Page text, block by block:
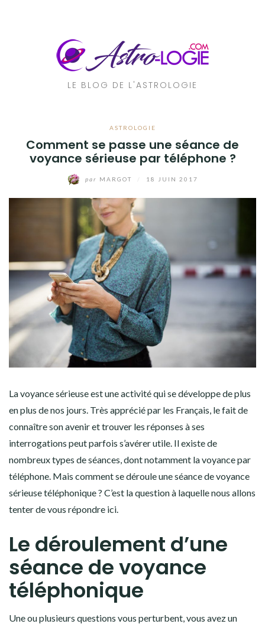
LE BLOG DE L'ASTROLOGIE
ASTROLOGIE
Comment se passe une séance de
voyance sérieuse par téléphone ?
par MARGOT 18 JUIN 2017
La voyance sérieuse est une activité qui se développe de plus
en plus de nos jours. Très apprécié par les Français, le fait de
connaître son avenir et trouver les réponses à ses
interrogations peut parfois s’avérer utile. Il existe de
nombreux types de séances, dont notamment la voyance par
téléphone. Mais comment se déroule une séance de voyance
sérieuse téléphonique ? C’est la question à laquelle nous allons
tenter de vous répondre ici.
Le déroulement d’une
séance de voyance
téléphonique
Une ou plusieurs questions vous perturbent, vous avez un